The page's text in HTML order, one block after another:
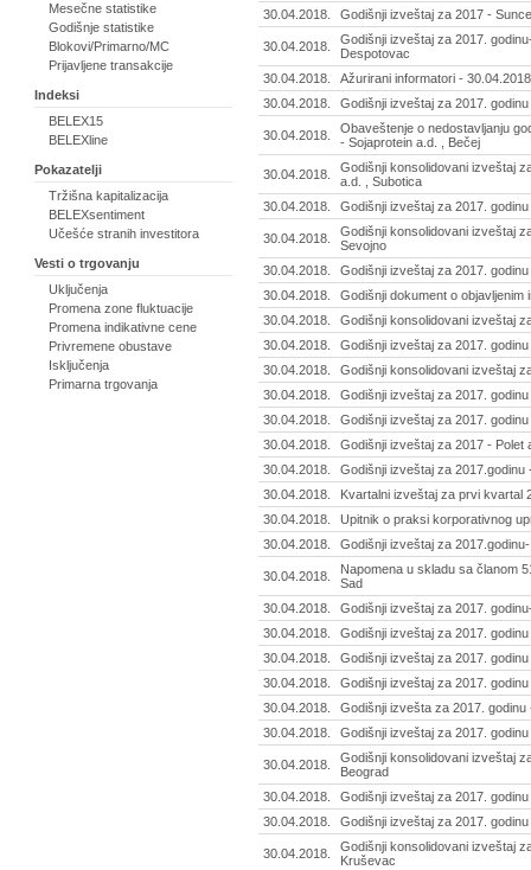
Mesečne statistike
Godišnje statistike
Blokovi/Primarno/MC
Prijavljene transakcije
Indeksi
BELEX15
BELEXline
Pokazatelji
Tržišna kapitalizacija
BELEXsentiment
Učešće stranih investitora
Vesti o trgovanju
Uključenja
Promena zone fluktuacije
Promena indikativne cene
Privremene obustave
Isključenja
Primarna trgovanja
30.04.2018.
Godišnji izveštaj za 2017 -
30.04.2018.
Godišnji izveštaj za 2017.
Despotovac
30.04.2018.
Ažurirani informatori - 30.04.2018
30.04.2018.
Godišnji izveštaj za 2017.
30.04.2018.
Obaveštenje o nedostavljanju
- Sojaprotein a.d. , Bečej
30.04.2018.
Godišnji konsolidovani izveštaj
a.d. , Subotica
30.04.2018.
Godišnji izveštaj za 2017.
30.04.2018.
Godišnji konsolidovani izveštaj
Sevojno
30.04.2018.
Godišnji izveštaj za 2017.
30.04.2018.
Godišnji dokument o objavljenim
30.04.2018.
Godišnji konsolidovani izveštaj
30.04.2018.
Godišnji izveštaj za 2017.
30.04.2018.
Godišnji konsolidovani izveštaj
30.04.2018.
Godišnji izveštaj za 2017.
30.04.2018.
Godišnji izveštaj za 2017.
30.04.2018.
Godišnji izveštaj za 2017 - Polet
30.04.2018.
Godišnji izveštaj za
30.04.2018.
Kvartalni izveštaj za prvi kvartal
30.04.2018.
Upitnik o praksi korporativnog
30.04.2018.
Godišnji izveštaj za
30.04.2018.
Napomena u skladu sa članom
Sad
30.04.2018.
Godišnji izveštaj za 2017.
30.04.2018.
Godišnji izveštaj za 2017.
30.04.2018.
Godišnji izveštaj za 2017.
30.04.2018.
Godišnji izveštaj za 2017.
30.04.2018.
Godišnji izvešta za 2017. godinu
30.04.2018.
Godišnji izveštaj za 2017.
30.04.2018.
Godišnji konsolidovani izveštaj
Beograd
30.04.2018.
Godišnji izveštaj za 2017.
30.04.2018.
Godišnji izveštaj za 2017.
30.04.2018.
Godišnji konsolidovani izveštaj
Kruševac